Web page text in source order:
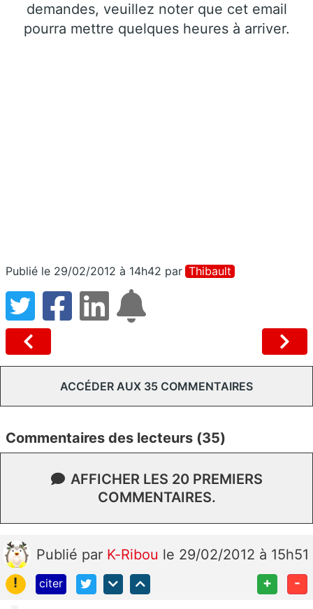
demandes, veuillez noter que cet email
pourra mettre quelques heures à arriver.
Publié le 29/02/2012 à 14h42 par Thibault
ACCÉDER AUX 35 COMMENTAIRES
Commentaires des lecteurs (35)
AFFICHER LES 20 PREMIERS
COMMENTAIRES.
Publié par K-Ribou le 29/02/2012 à 15h51
!
citer + -